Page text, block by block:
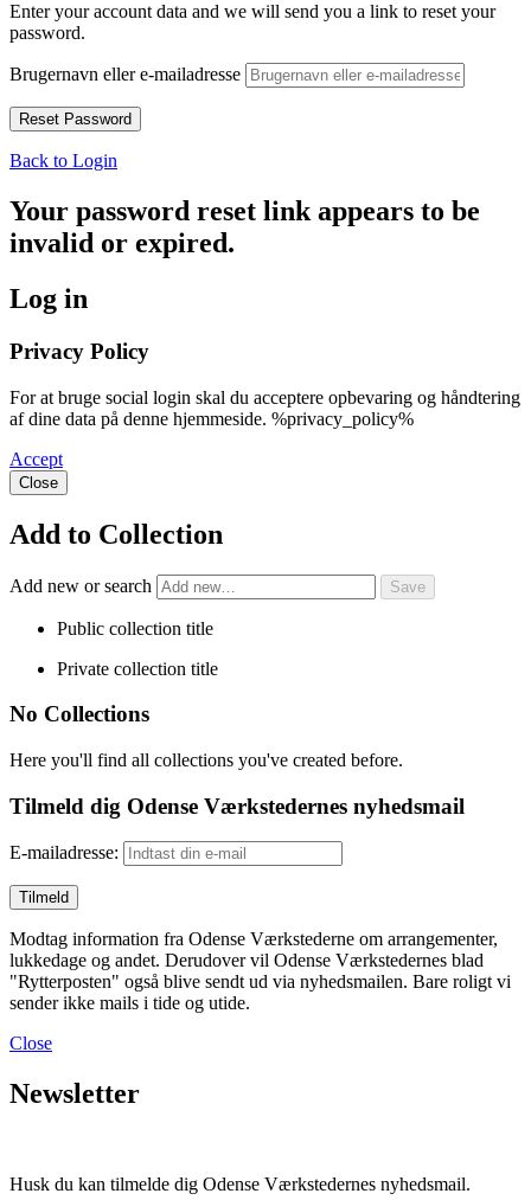
Enter your account data and we will send you a link to reset your
password.
Brugernavn eller e-mailadresse
Back to Login
Your password reset link appears to be
invalid or expired.
Log in
Privacy Policy
For at bruge social login skal du acceptere opbevaring og håndtering
af dine data på denne hjemmeside. %privacy_policy%
Accept
Close
Add to Collection
Add new or search
Public collection title
Private collection title
No Collections
Here you'll find all collections you've created before.
Tilmeld dig Odense Værkstedernes nyhedsmail
E-mailadresse:
Modtag information fra Odense Værkstederne om arrangementer,
lukkedage og andet. Derudover vil Odense Værkstedernes blad
"Rytterposten" også blive sendt ud via nyhedsmailen. Bare roligt vi
sender ikke mails i tide og utide.
Close
Newsletter
Husk du kan tilmelde dig Odense Værkstedernes nyhedsmail.